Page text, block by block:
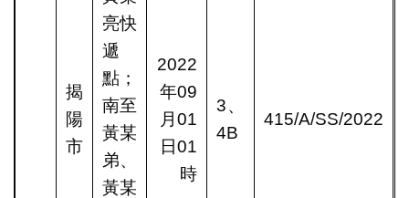
揭
陽
市
亮快
遞
點；
南至
黃某
弟、
黃某
2022
年09
月01
日01
時
3、
4B
415/A/SS/2022